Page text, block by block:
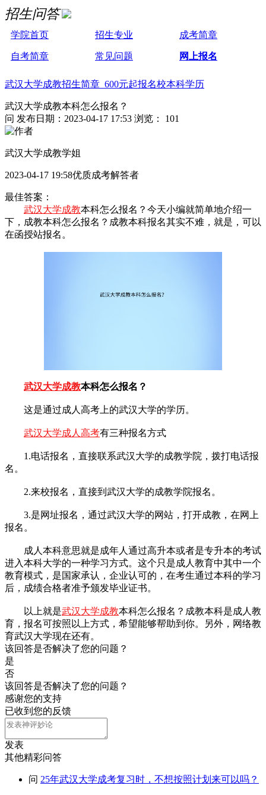
招生问答
学院首页 招生专业 成考简章
自考简章 常见问题 网上报名
武汉大学成教招生简章 600元起报名校本科学历
武汉大学成教本科怎么报名？
问 发布日期：2023-04-17 17:53 浏览： 101
武汉大学成教学姐
2023-04-17 19:58优质成考解答者
最佳答案：
武汉大学成教本科怎么报名？今天小编就简单地介绍一
下，成教本科怎么报名？成教本科报名其实不难，就是，可以
在函授站报名。
武汉大学成教本科怎么报名？
这是通过成人高考上的武汉大学的学历。
武汉大学成人高考有三种报名方式
1.电话报名，直接联系武汉大学的成教学院，拨打电话报
名。
2.来校报名，直接到武汉大学的成教学院报名。
3.是网址报名，通过武汉大学的网站，打开成教，在网上
报名。
成人本科意思就是成年人通过高升本或者是专升本的考试
进入本科大学的一种学习方式。这个只是成人教育中其中一个
教育模式，是国家承认，企业认可的，在考生通过本科的学习
后，成绩合格者准予颁发毕业证书。
以上就是武汉大学成教本科怎么报名？成教本科是成人教
育，报名可按照以上方式，希望能够帮助到你。另外，网络教
育武汉大学现在还有。
该回答是否解决了您的问题？
是
否
该回答是否解决了您的问题？
感谢您的支持
已收到您的反馈
发表
其他精彩问答
问 25年武汉大学成考复习时，不想按照计划来可以吗？